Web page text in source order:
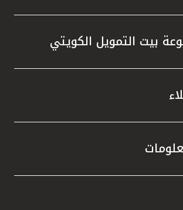
بيت التمويل الكويتي